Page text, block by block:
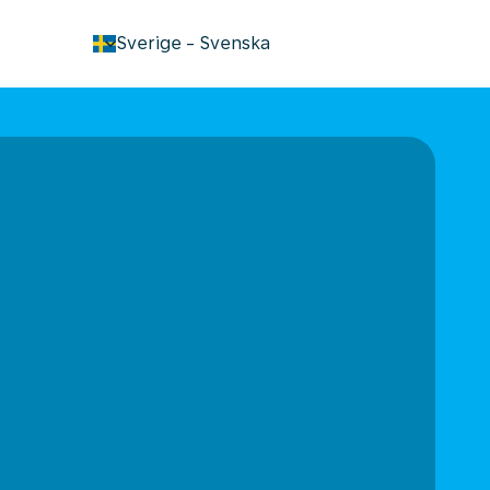
Sverige - Svenska
keyboard_arrow_down